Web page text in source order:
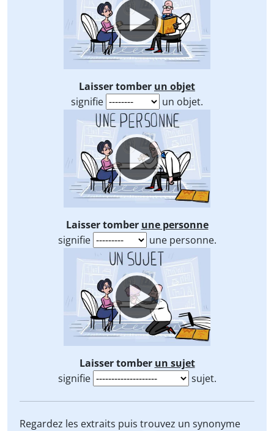
Laisser tomber un objet
signifie
un objet.
Video
Player
Laisser tomber une personne
signifie
une personne.
Video
Player
Laisser tomber un sujet
signifie
sujet.
Regardez les extraits puis trouvez un synonyme